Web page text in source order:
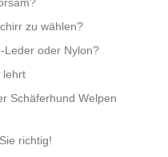
zu wählen?
Leder oder Nylon?
lehrt
Schäferhund Welpen
richtig!